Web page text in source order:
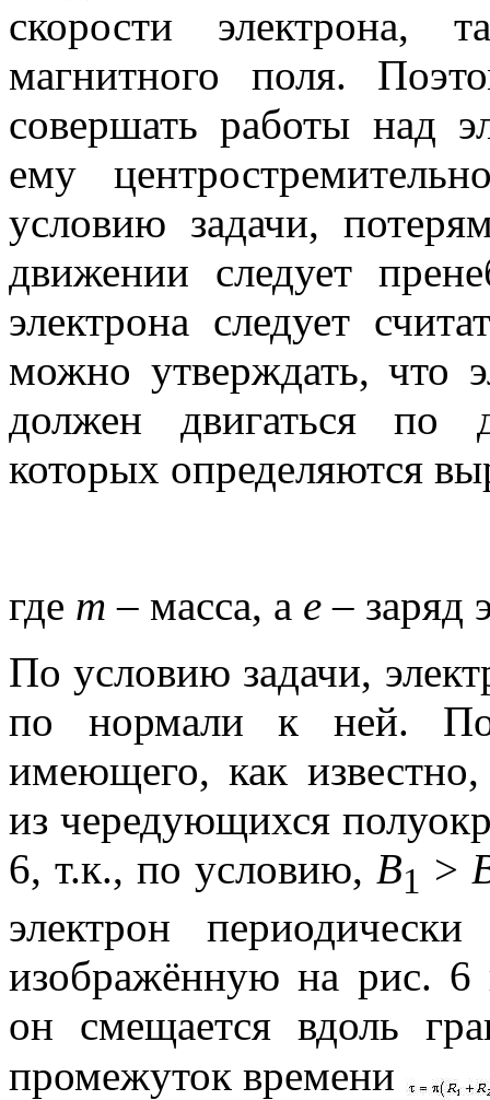
скорости
магнитного поля.
совершать работы над
ему
условию задачи,
движении следует
электрона следует
можно утверждать, что
должен двигаться по
которых определяются
где m – масса, а е – заряд
По условию задачи,
по нормали к ней.
имеющего, как известно,
из чередующихся
6, т.к., по условию, В1 >
электрон
изображённую на рис.
он смещается вдоль
промежуток времени